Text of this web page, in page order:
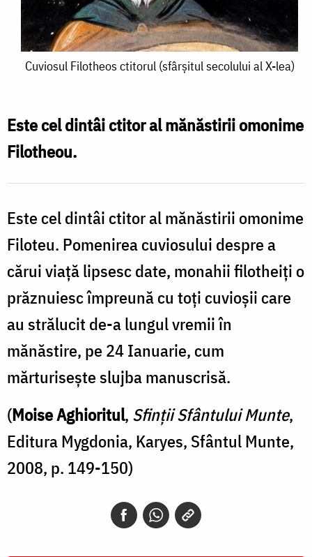
Cuviosul
(sfârșitul
secolului
al
X-
lea)
Cuviosul Filotheos ctitorul (sfârșitul secolului al X-lea)
Este cel dintâi ctitor al mănăstirii omonime
Filotheou.
Este cel dintâi ctitor al mănăstirii omonime
Filoteu. Pomenirea cuviosului despre a
cărui viață lipsesc date, monahii filotheiți o
prăznuiesc împreună cu toți cuvioșii care
au strălucit de-a lungul vremii în
mănăstire, pe 24 Ianuarie, cum
mărturisește slujba manuscrisă.
(Moise Aghioritul, Sfinţii Sfântului Munte,
Editura Mygdonia, Karyes, Sfântul Munte,
2008, p. 149-150)